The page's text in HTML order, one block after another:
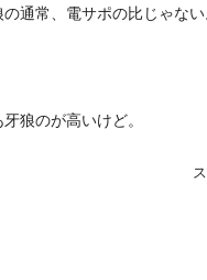
の通常、電サポの比じゃな
牙狼のが高いけど。